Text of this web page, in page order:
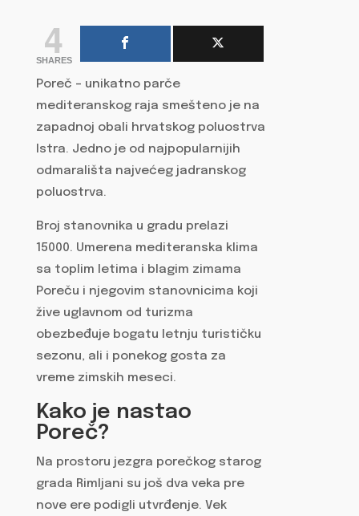
4
SHARES
Poreč – unikatno parče
mediteranskog raja smešteno je na
zapadnoj obali hrvatskog poluostrva
Istra. Jedno je od najpopularnijih
odmarališta najvećeg jadranskog
poluostrva.
Broj stanovnika u gradu prelazi
15000. Umerena mediteranska klima
sa toplim letima i blagim zimama
Poreču i njegovim stanovnicima koji
žive uglavnom od turizma
obezbeđuje bogatu letnju turističku
sezonu, ali i ponekog gosta za
vreme zimskih meseci.
Kako je nastao
Poreč?
Na prostoru jezgra porečkog starog
grada Rimljani su još dva veka pre
nove ere podigli utvrđenje. Vek